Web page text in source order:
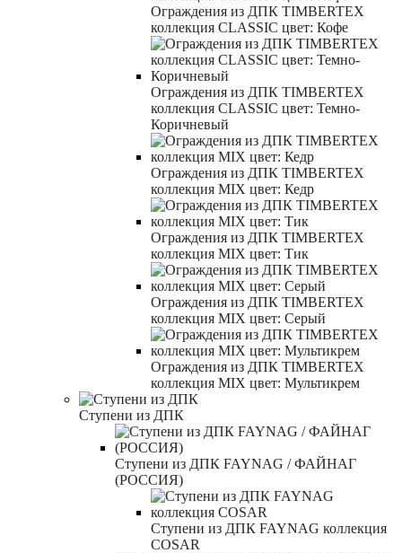
Ограждения из ДПК TIMBERTEX
коллекция CLASSIC цвет: Кофе
Ограждения из ДПК TIMBERTEX
коллекция CLASSIC цвет: Темно-
Коричневый
Ограждения из ДПК TIMBERTEX
коллекция MIX цвет: Кедр
Ограждения из ДПК TIMBERTEX
коллекция MIX цвет: Тик
Ограждения из ДПК TIMBERTEX
коллекция MIX цвет: Серый
Ограждения из ДПК TIMBERTEX
коллекция MIX цвет: Мультикрем
Ступени из ДПК
Ступени из ДПК FAYNAG / ФАЙНАГ
(РОССИЯ)
Ступени из ДПК FAYNAG коллекция
COSAR